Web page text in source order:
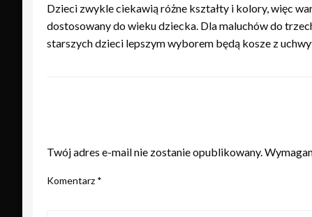
Dzieci zwykle ciekawią różne kształty i kolory, więc
dostosowany do wieku dziecka. Dla maluchów do
starszych dzieci lepszym wyborem będą kosze z
Twój adres e-mail nie zostanie opublikowany.
Komentarz *